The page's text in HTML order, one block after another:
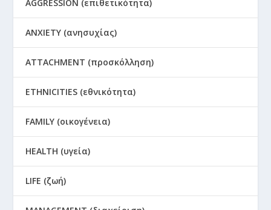
AGGRESSION (επιθετικότητα)
ANXIETY (ανησυχίας)
ATTACHMENT (προσκόλληση)
ETHNICITIES (εθνικότητα)
FAMILY (οικογένεια)
HEALTH (υγεία)
LIFE (ζωή)